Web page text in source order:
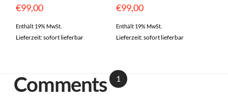
€99,00
Enthält 19% MwSt.
Lieferzeit: sofort lieferbar
€99,00
Enthält 19% MwSt.
Lieferzeit: sofort lieferbar
Comments 1